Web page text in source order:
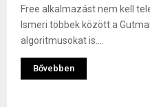
Free alkalmazást nem kell
Ismeri többek között a
algoritmusokat is....
Bővebben